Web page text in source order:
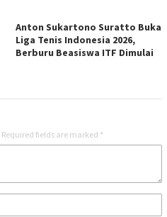
Anton Sukartono Suratto Buka
Liga Tenis Indonesia 2026,
Berburu Beasiswa ITF Dimulai
Required fields are marked *